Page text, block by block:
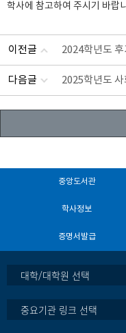
학사에 참고하여 주시기 바랍
이전글 2024학년도
다음글 2025학년도
중앙도서관
학사정보
증명서발급
대학/대학원 선택
중요기관 링크 선택